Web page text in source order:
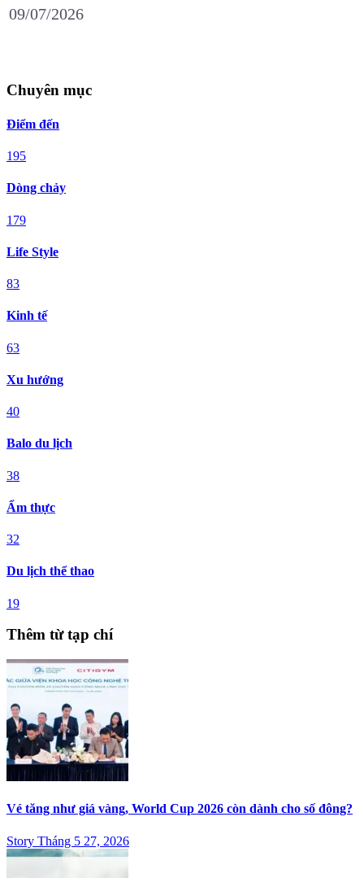
09/07/2026
Chuyên mục
Điểm đến
195
Dòng chảy
179
Life Style
83
Kinh tế
63
Xu hướng
40
Balo du lịch
38
Ẩm thực
32
Du lịch thể thao
19
Thêm từ tạp chí
Vé tăng như giá vàng, World Cup 2026 còn dành cho số đông?
Story Tháng 5 27, 2026